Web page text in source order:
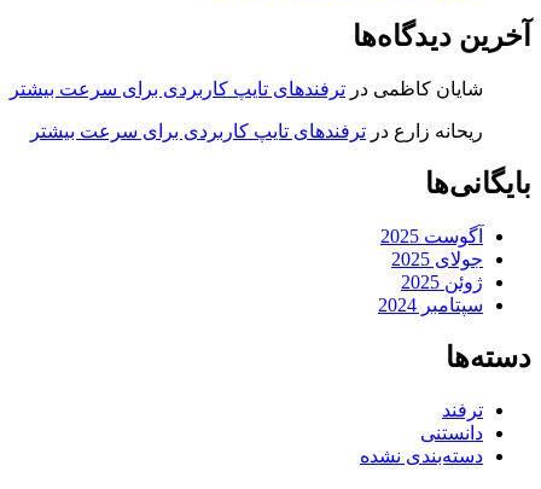
آخرین دیدگاه‌ها
شایان کاظمی در ترفندهای تایپ کاربردی برای سرعت بیشتر
ریحانه زارع در ترفندهای تایپ کاربردی برای سرعت بیشتر
بایگانی‌ها
آگوست 2025
جولای 2025
ژوئن 2025
سپتامبر 2024
دسته‌ها
ترفند
دانستنی
دسته‌بندی نشده